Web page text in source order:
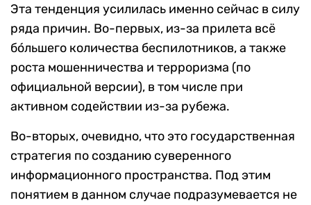
Эта тенденция усилилась именно сейчас в силу
ряда причин. Во-первых, из-за прилета всё
бóльшего количества беспилотников, а также
роста мошенничества и терроризма (по
официальной версии), в том числе при
активном содействии из-за рубежа.
Во-вторых, очевидно, что это государственная
стратегия по созданию суверенного
информационного пространства. Под этим
понятием в данном случае подразумевается не